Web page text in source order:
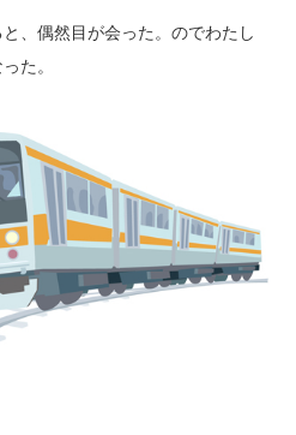
、偶然目が会った。のでわたし
た。